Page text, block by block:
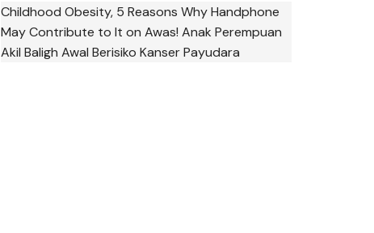
Childhood Obesity, 5 Reasons Why Handphone
May Contribute to It on Awas! Anak Perempuan
Akil Baligh Awal Berisiko Kanser Payudara